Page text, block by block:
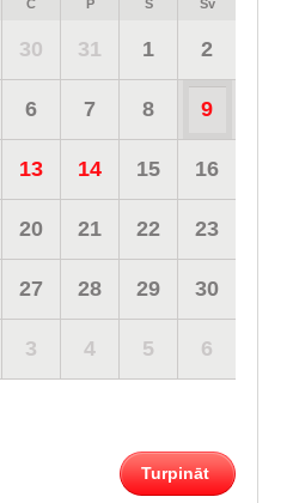
C P S Sv
30 31 1 2
6 7 8 9
13 14 15 16
20 21 22 23
27 28 29 30
3 4 5 6
Turpināt